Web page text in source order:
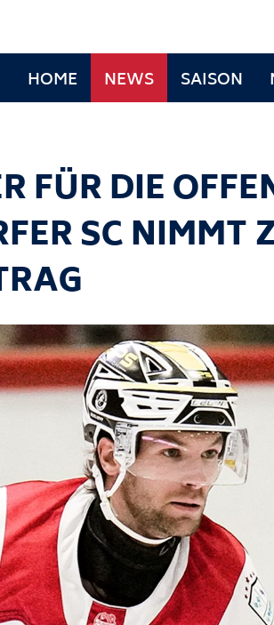
HOME NEWS SAISON
FÜR DIE
SC NIMMT